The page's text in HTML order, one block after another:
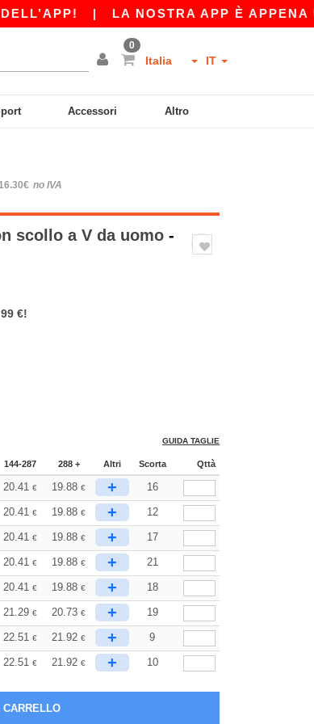
|LA NOSTRA APP È APPENA
0
Italia IT
Accessori Altro
no IVA
scollo a V da uomo -
€!
GUIDA TAGLIE
144-287 288 + Altri Scorta Qttà
20.41 € 19.88 € + 16
20.41 € 19.88 € + 12
20.41 € 19.88 € + 17
20.41 € 19.88 € + 21
20.41 € 19.88 € + 18
21.29 € 20.73 € + 19
22.51 € 21.92 € + 9
22.51 € 21.92 € + 10